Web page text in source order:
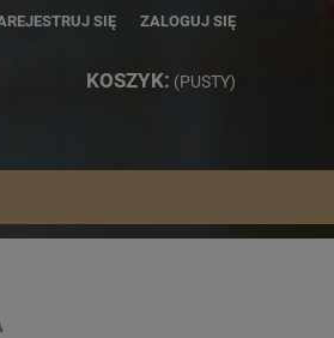
SIĘ ZALOGUJ SIĘ
KOSZYK: (PUSTY)